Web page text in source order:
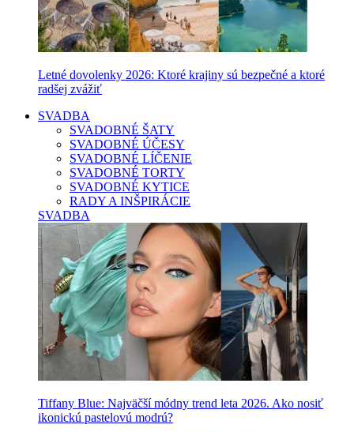
Letné dovolenky 2026: Ktoré krajiny sú bezpečné a ktoré
radšej zvážiť
SVADBA
SVADOBNÉ ŠATY
SVADOBNÉ ÚČESY
SVADOBNÉ LÍČENIE
SVADOBNÉ TORTY
SVADOBNÉ KYTICE
RADY A INŠPIRÁCIE
SVADBA
Tiffany Blue: Najväčší módny trend leta 2026. Ako nosiť
ikonickú pastelovú modrú?